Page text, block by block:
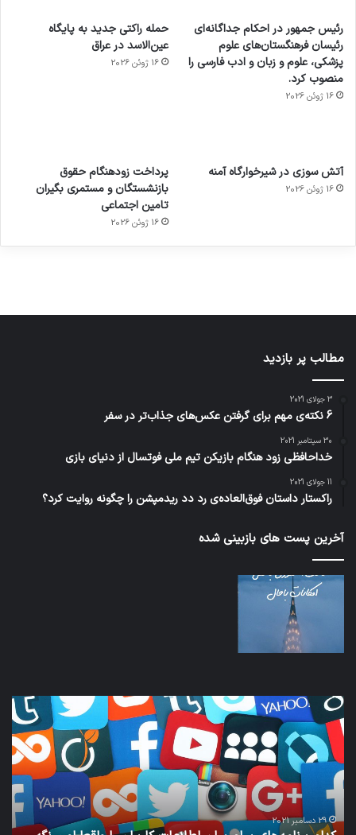
رئیس جمهور در احکام جداگانه‌ای
رئیسان فرهنگستان‌های علوم
پزشکی، علوم و زبان و ادب فارسی را
منصوب کرد.
16 ژوئن 2026
حمله راکتی جدید به پایگاه
عین‌الاسد در عراق
16 ژوئن 2026
آتش سوزی در شیرخوارگاه آمنه
16 ژوئن 2026
پرداخت زودهنگام حقوق
بازنشستگان و مستمری بگیران
تامین اجتماعی
16 ژوئن 2026
برای
کشف
توسط
مجازی
…
ساعت
هوشمند
با طعم
توسط
ژاکت
در
های
2023
توسط
مطالب پر بازدید
3 جولای 2021
6 نکته‌ی مهم برای گرفتن عکس‌های جذاب‌تر در سفر
30 سپتامبر 2021
خداحافظی زود هنگام بازیکن تیم ملی فوتسال از دنیای بازی
11 جولای 2021
راکستار داستان فوق‌العاده‌ی رد دد ریدمپشن را چگونه روایت کرد؟
آخرین پست های بازبینی شده
نخستین
وسیله
کاملا
خودران
نقلیه
اپل